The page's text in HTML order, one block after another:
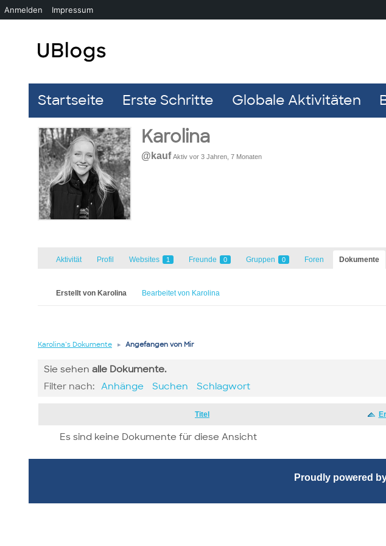
Startseite Erste Schritte Globale Aktivitäten
Karolina
@kauf Aktiv vor 3 Jahren, 7 Monaten
Aktivität Profil Websites 1 Freunde 0 Gruppen 0 Foren Dokumente
Erstellt von Karolina Bearbeitet von Karolina
Karolina’s Dokumente ▸ Angefangen von Mir
Sie sehen alle Dokumente.
Filter nach: Anhänge Suchen Schlagwort
Titel
Es sind keine Dokumente für diese Ansicht
Proudly powered
Anmelden Impressum